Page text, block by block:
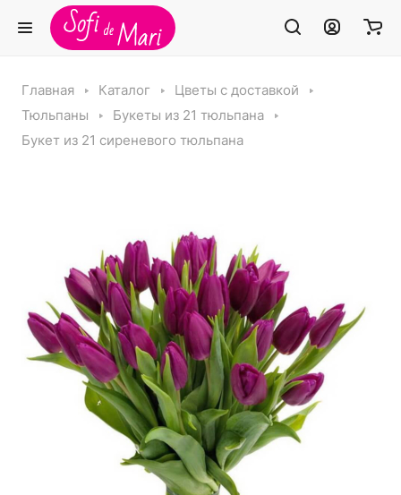
Главная Каталог
Цветы с доставкой
Тюльпаны
Букеты из 21 тюльпана
Букет из 21 сиреневого тюльпана